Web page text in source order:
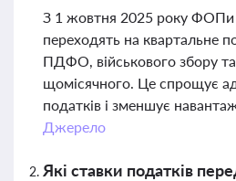
З 1 жовтня 2025 року ФОПи
переходять на квартальне
ПДФО, військового збору
щомісячного. Це спрощує
податків і зменшує
Джерело
Які ставки податків